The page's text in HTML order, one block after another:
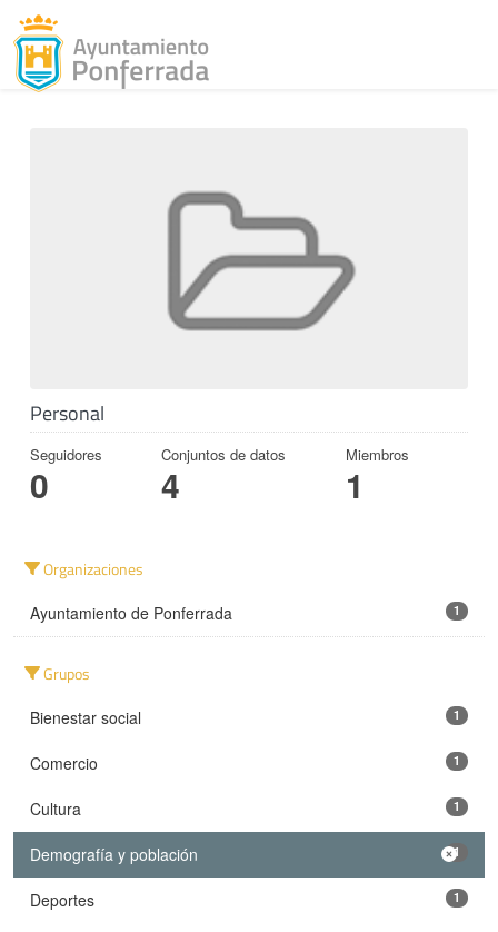
Personal
Seguidores
0
Conjuntos de datos
4
Miembros
1
Organizaciones
Ayuntamiento de Ponferrada 1
Grupos
Bienestar social 1
Comercio 1
Cultura 1
Demografía y población 1
Deportes 1